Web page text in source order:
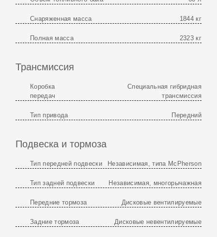
Снаряженная масса 1844 кг
Полная масса 2323 кг
Трансмиссия
Коробка
передач
Специальная гибридная
трансмиссия
Тип привода Передний
Подвеска и тормоза
Тип передней подвески Независимая, типа McPherson
Тип задней подвески Независимая, многорычажная
Передние тормоза Дисковые вентилируемые
Задние тормоза Дисковые невентилируемые